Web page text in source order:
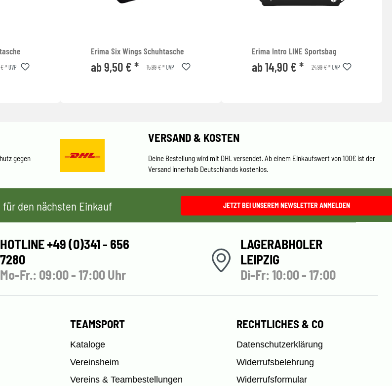
€ *UVP
Erima Six Wings Schuhtasche
ab 9,50 € * 15,99 € *UVP
Erima Intro LINE Sportsbag
ab 14,90 € * 24,99 € *UVP
gegen
VERSAND & KOSTEN
Deine Bestellung wird mit DHL versendet. Ab einem Einkaufswert von 100€ ist der
Versand innerhalb Deutschlands kostenlos.
den nächsten Einkauf JETZT BEI UNSEREM NEWSLETTER ANMELDEN
HOTLINE +49 (0)341 - 656
7280
Mo-Fr.: 09:00 - 17:00 Uhr
LAGERABHOLER
LEIPZIG
Di-Fr: 10:00 - 17:00
TEAMSPORT
Kataloge
Vereinsheim
Vereins & Teambestellungen
RECHTLICHES & CO
Datenschutzerklärung
Widerrufsbelehrung
Widerrufsformular